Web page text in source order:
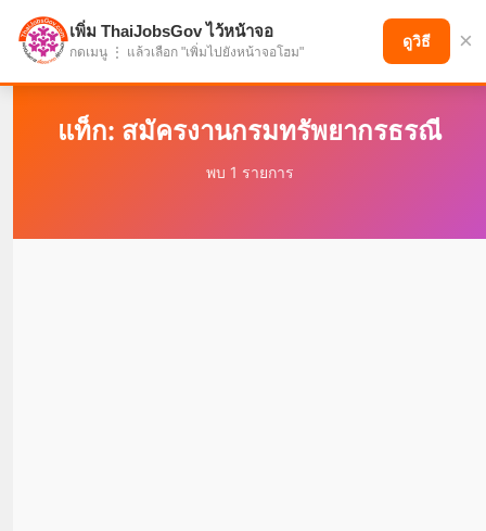
แบ่งปันโอกาส เพื่ออนาคตที่ก้าวหน้า
แท็ก: สมัครงานกรมทรัพยากรธรณี
พบ 1 รายการ
เพิ่ม ThaiJobsGov ไว้หน้าจอ
กดเมนู ⋮ แล้วเลือก "เพิ่มไปยังหน้าจอโฮม"
ดูวิธี ×